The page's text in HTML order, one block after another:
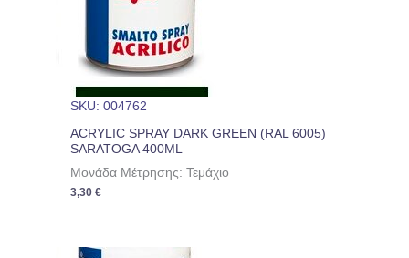
SKU: 004762
ACRYLIC SPRAY DARK GREEN (RAL 6005)
SARATOGA 400ML
Μονάδα Μέτρησης: Τεμάχιο
3,30€